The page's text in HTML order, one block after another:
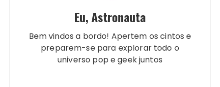
Eu, Astronauta
Bem vindos a bordo! Apertem os cintos e
preparem-se para explorar todo o
universo pop e geek juntos